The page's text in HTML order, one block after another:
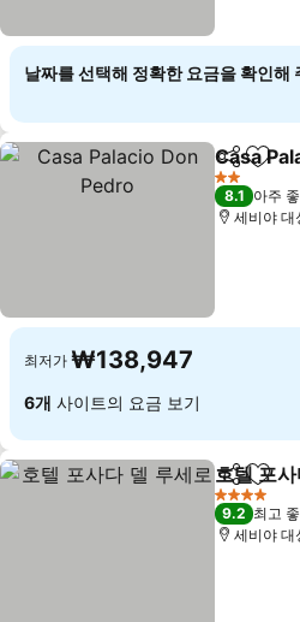
날짜를 선택해 정확한 요금을 확인해
공유 즐겨
Casa
2 성급
8.1 아주
세비야 대
최저가 ₩138,947
6개 사이트의 요금 보기
공유 즐겨
호텔 포
4 성급
9.2 최고
세비야